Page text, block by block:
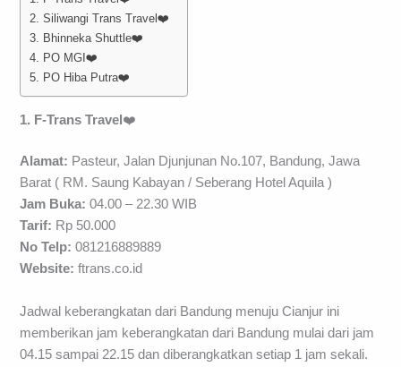
2. Siliwangi Trans Travel❤️
3. Bhinneka Shuttle❤️
4. PO MGI❤️
5. PO Hiba Putra❤️
1. F-Trans Travel ❤️
Alamat: Pasteur, Jalan Djunjunan No.107, Bandung, Jawa
Barat ( RM. Saung Kabayan / Seberang Hotel Aquila )
Jam Buka: 04.00 – 22.30 WIB
Tarif: Rp 50.000
No Telp: 081216889889
Website: ftrans.co.id
Jadwal keberangkatan dari Bandung menuju Cianjur ini
memberikan jam keberangkatan dari Bandung mulai dari jam
04.15 sampai 22.15 dan diberangkatkan setiap 1 jam sekali.